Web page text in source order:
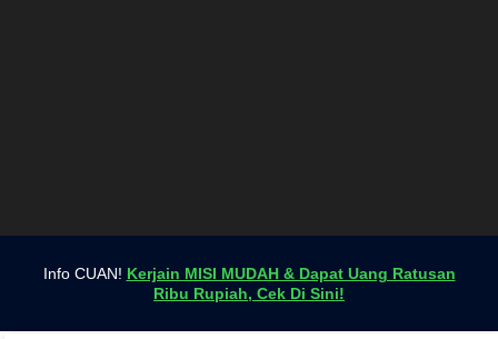
Info CUAN! Kerjain MISI MUDAH & Dapat Uang Ratusan
Ribu Rupiah, Cek Di Sini!